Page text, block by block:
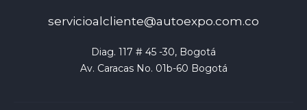
servicioalcliente@autoexpo.com.co
Diag. 117 # 45 -30, Bogotá
Av. Caracas No. 01b-60 Bogotá